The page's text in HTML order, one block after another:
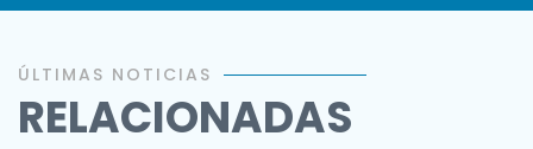
ÚLTIMAS NOTICIAS
RELACIONADAS